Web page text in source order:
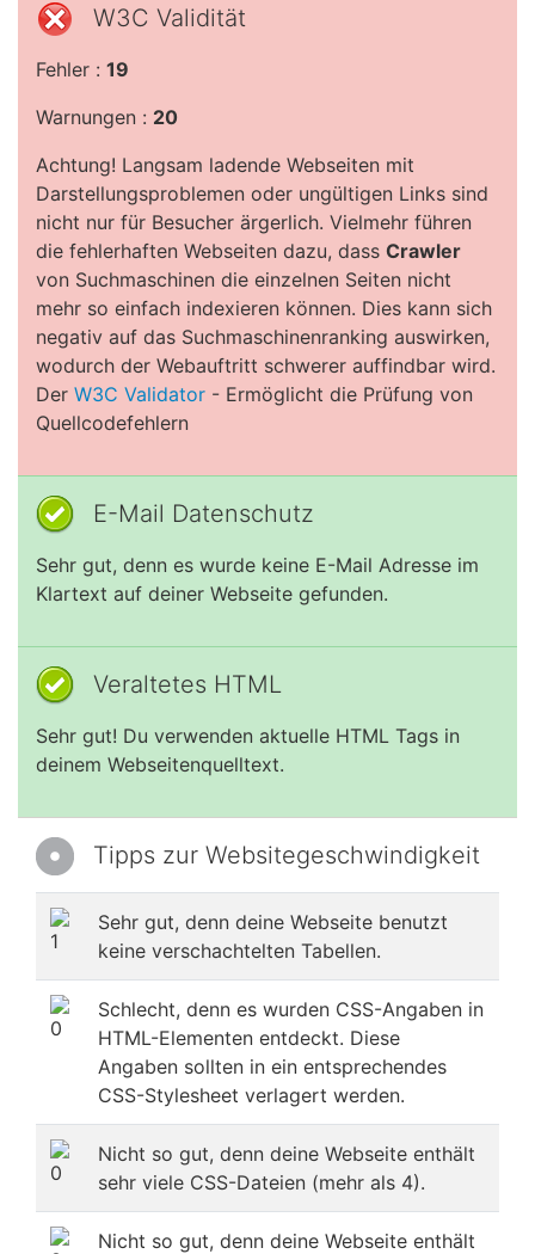
W3C Validität
Fehler : 19
Warnungen : 20
Achtung! Langsam ladende Webseiten mit
Darstellungsproblemen oder ungültigen Links sind
nicht nur für Besucher ärgerlich. Vielmehr führen
die fehlerhaften Webseiten dazu, dass Crawler
von Suchmaschinen die einzelnen Seiten nicht
mehr so einfach indexieren können. Dies kann sich
negativ auf das Suchmaschinenranking auswirken,
wodurch der Webauftritt schwerer auffindbar wird.
Der W3C Validator - Ermöglicht die Prüfung von
Quellcodefehlern
E-Mail Datenschutz
Sehr gut, denn es wurde keine E-Mail Adresse im
Klartext auf deiner Webseite gefunden.
Veraltetes HTML
Sehr gut! Du verwenden aktuelle HTML Tags in
deinem Webseitenquelltext.
Tipps zur Websitegeschwindigkeit
Sehr gut, denn deine Webseite benutzt
keine verschachtelten Tabellen.
Schlecht, denn es wurden CSS-Angaben in
HTML-Elementen entdeckt. Diese
Angaben sollten in ein entsprechendes
CSS-Stylesheet verlagert werden.
Nicht so gut, denn deine Webseite enthält
sehr viele CSS-Dateien (mehr als 4).
Nicht so gut, denn deine Webseite enthält